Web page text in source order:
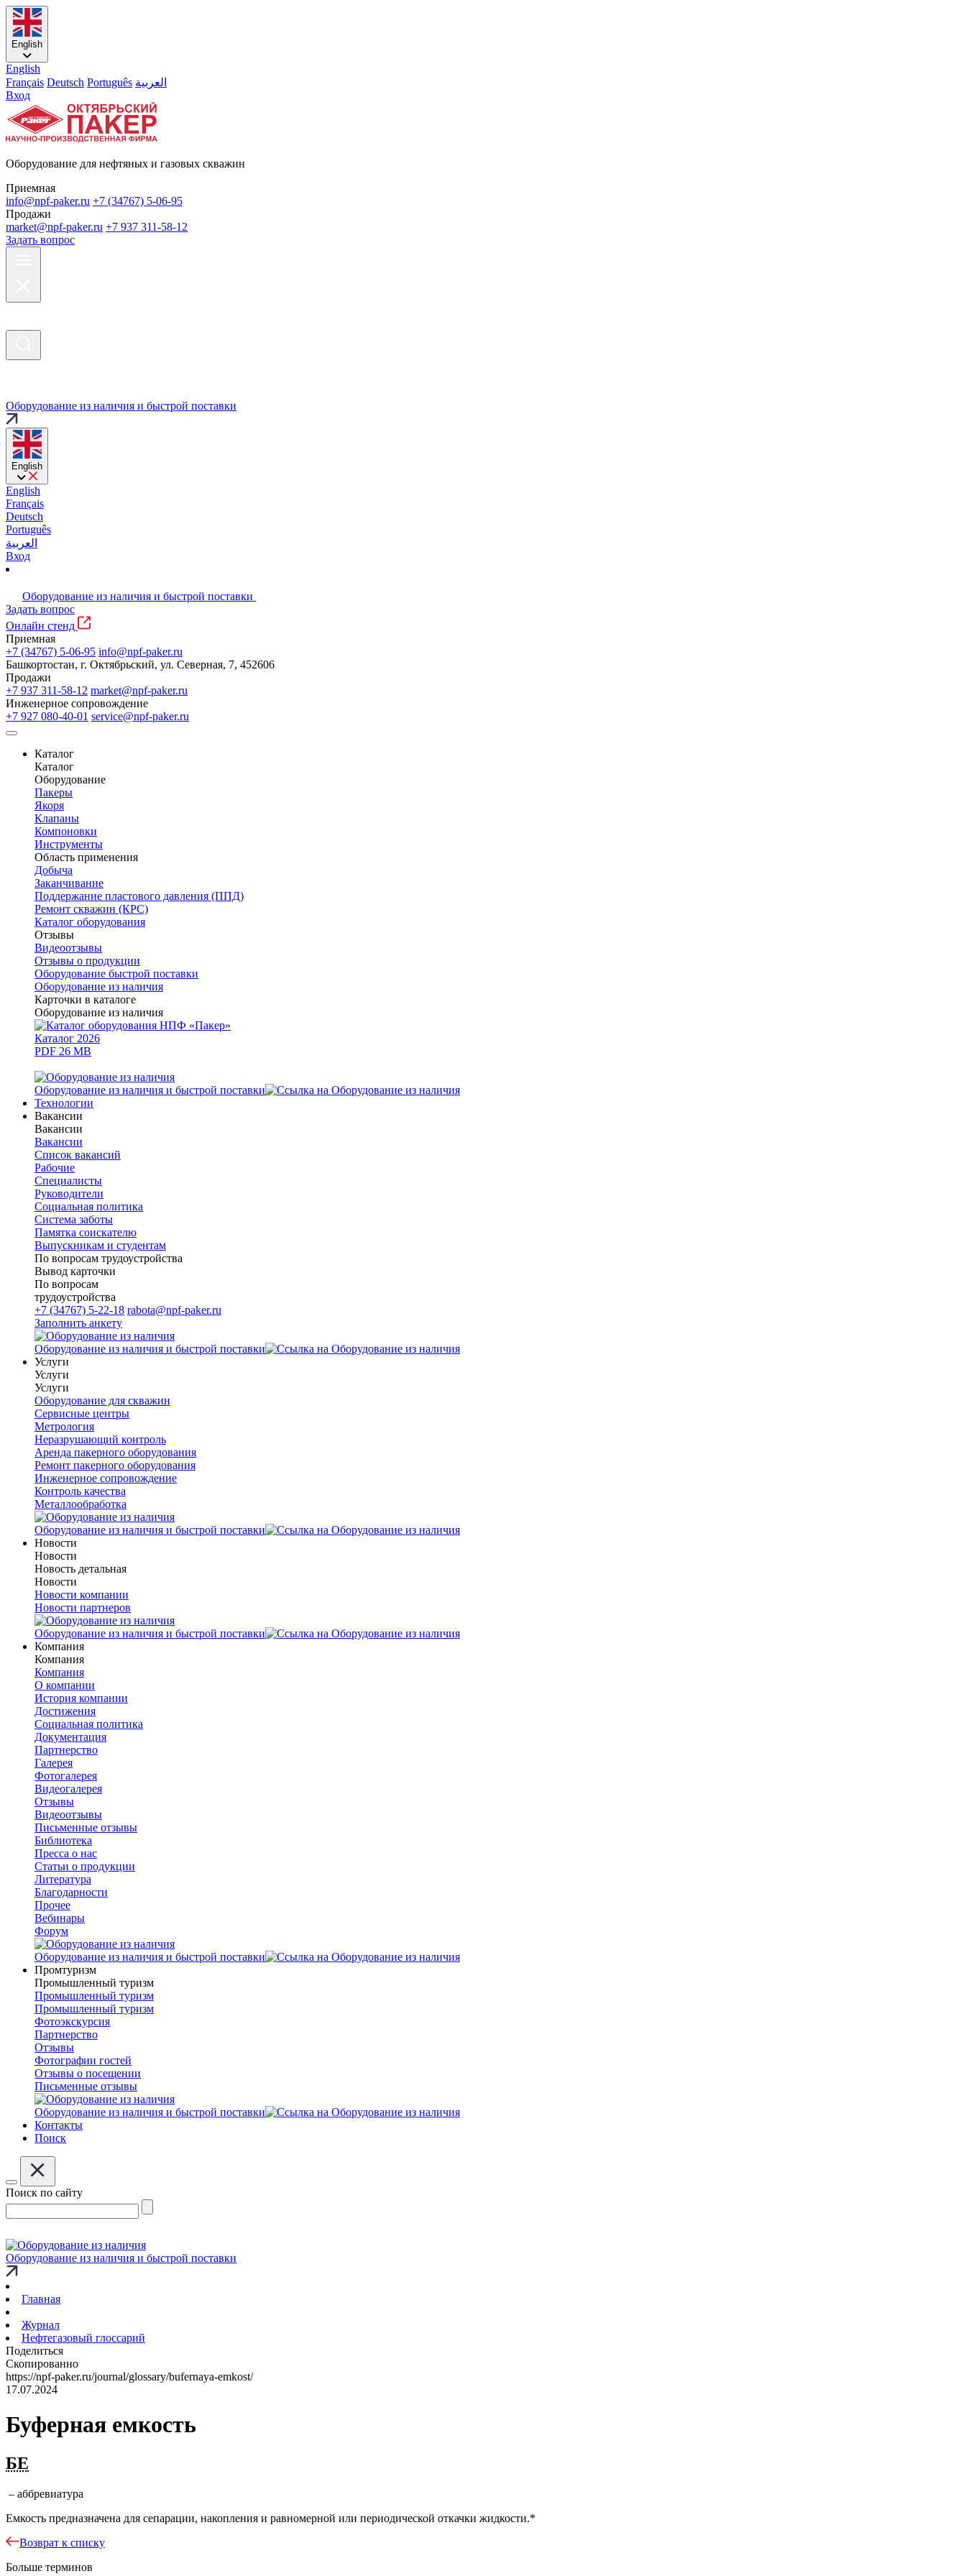
English
English
Français Deutsch Português العربية
Вход
Оборудование для нефтяных и газовых скважин
Приемная
info@npf-paker.ru +7 (34767) 5-06-95
Продажи
market@npf-paker.ru +7 937 311-58-12
Задать вопрос
Оборудование из наличия и быстрой поставки
English
English
Français
Deutsch
Português
العربية
Вход
Оборудование из наличия и быстрой поставки
Задать вопрос
Онлайн стенд
Приемная
+7 (34767) 5-06-95 info@npf-paker.ru
Башкортостан, г. Октябрьский, ул. Северная, 7, 452606
Продажи
+7 937 311-58-12 market@npf-paker.ru
Инженерное сопровождение
+7 927 080-40-01 service@npf-paker.ru
Каталог
Каталог
Оборудование
Пакеры
Якоря
Клапаны
Компоновки
Инструменты
Область применения
Добыча
Заканчивание
Поддержание пластового давления (ППД)
Ремонт скважин (КРС)
Каталог оборудования
Отзывы
Видеоотзывы
Отзывы о продукции
Оборудование быстрой поставки
Оборудование из наличия
Карточки в каталоге
Оборудование из наличия
Каталог 2026
PDF 26 MB
Оборудование из наличия и быстрой поставки
Технологии
Вакансии
Вакансии
Вакансии
Список вакансий
Рабочие
Специалисты
Руководители
Cоциальная политика
Система заботы
Памятка соискателю
Выпускникам и студентам
По вопросам трудоустройства
Вывод карточки
По вопросам
трудоустройства
+7 (34767) 5-22-18 rabota@npf-paker.ru
Заполнить анкету
Оборудование из наличия и быстрой поставки
Услуги
Услуги
Услуги
Оборудование для скважин
Сервисные центры
Метрология
Неразрушающий контроль
Аренда пакерного оборудования
Ремонт пакерного оборудования
Инженерное сопровождение
Контроль качества
Металлообработка
Оборудование из наличия и быстрой поставки
Новости
Новости
Новость детальная
Новости
Новости компании
Новости партнеров
Оборудование из наличия и быстрой поставки
Компания
Компания
Компания
О компании
История компании
Достижения
Социальная политика
Документация
Партнерство
Галерея
Фотогалерея
Видеогалерея
Отзывы
Видеоотзывы
Письменные отзывы
Библиотека
Пресса о нас
Статьи о продукции
Литература
Благодарности
Прочее
Вебинары
Форум
Оборудование из наличия и быстрой поставки
Промтуризм
Промышленный туризм
Промышленный туризм
Промышленный туризм
Фотоэкскурсия
Партнерство
Отзывы
Фотографии гостей
Отзывы о посещении
Письменные отзывы
Оборудование из наличия и быстрой поставки
Контакты
Поиск
Поиск по сайту
Оборудование из наличия и быстрой поставки
Главная
Журнал
Нефтегазовый глоссарий
Поделиться
Скопированно
https://npf-paker.ru/journal/glossary/bufernaya-emkost/
17.07.2024
Буферная емкость
БЕ
– аббревиатура
Емкость предназначена для сепарации, накопления и равномерной или периодической откачки жидкости.*
Возврат к списку
Больше терминов